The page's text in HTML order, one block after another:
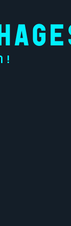
!